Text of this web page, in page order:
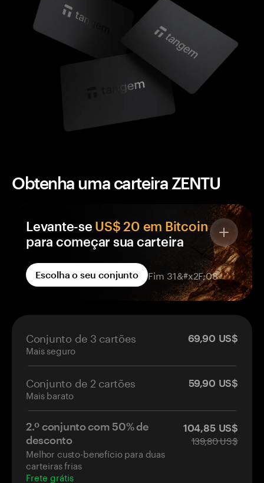
Obtenha uma carteira ZENTU
Levante-se US$ 20 em Bitcoin
para começar sua carteira
Cada carteira Tangem no seu pedido vem com
recompensa em BTC, creditada em uma
carteira que só você controla — não em uma
pedir.
Aterrissará em sua própria carteira de
autocustódia.
O crédito será efetuado em até 14 dias após
a ativação.
Escolha o seu conjunto Fim 31&#x2F;08
Conjunto de 3 cartões
Mais seguro
69,90 US$
Conjunto de 2 cartões
Mais barato
59,90 US$
2.º conjunto com 50% de
desconto
Melhor custo-benefício para duas
carteiras frias
Frete grátis
104,85 US$
139,80 US$